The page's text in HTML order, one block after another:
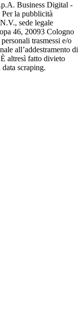
Business Digital -
la pubblicità
sede legale
46, 20093 Cologno
trasmessi e/o
all’addestramento di
altresì fatto divieto
scraping.